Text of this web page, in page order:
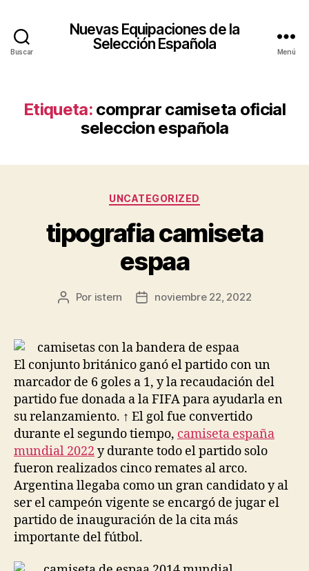
Buscar
Nuevas Equipaciones de la
Selección Española
Menú
Etiqueta: comprar camiseta oficial
seleccion española
Categorías
UNCATEGORIZED
tipografia camiseta
espaa
Autor
entrada
Por istern
Fecha
entrada
noviembre 22, 2022
El conjunto británico ganó el partido con un
marcador de 6 goles a 1, y la recaudación del
partido fue donada a la FIFA para ayudarla en
su relanzamiento. ↑ El gol fue convertido
durante el segundo tiempo, camiseta españa
mundial 2022 y durante todo el partido solo
fueron realizados cinco remates al arco.
Argentina llegaba como un gran candidato y al
ser el campeón vigente se encargó de jugar el
partido de inauguración de la cita más
importante del fútbol.